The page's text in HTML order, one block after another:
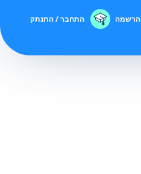
הרשמה התחבר / התנתק